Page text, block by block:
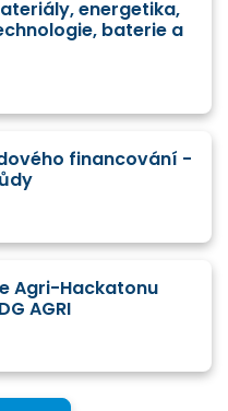
energetika,
baterie a
financování -
Agri-Hackatonu
AGRI